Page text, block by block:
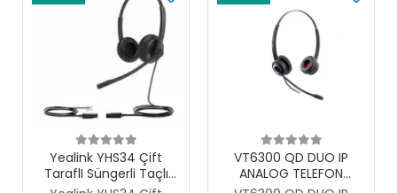
Sepete Ekle
Yealink YHS34 Çift
TaraflI Süngerli Taçlı
Ofis KulaklIğI
Sepete Ekle
VT6300 QD DUO IP
ANALOG TELEFON
KULAKLIĞI